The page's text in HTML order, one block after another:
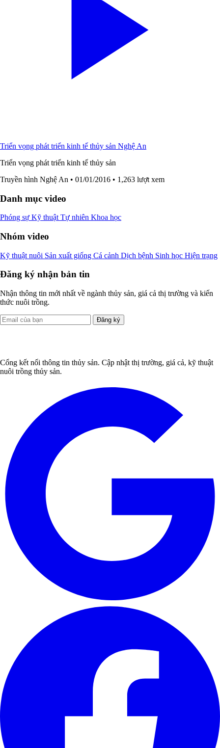
Triển vọng phát triển kinh tế thủy sản Nghệ An
Triển vọng phát triển kinh tế thủy sản
Truyền hình Nghệ An • 01/01/2016 • 1,263 lượt xem
Danh mục video
Phóng sự Kỹ thuật Tự nhiên Khoa học
Nhóm video
Kỹ thuật nuôi Sản xuất giống Cá cảnh Dịch bệnh Sinh học Hiện trạng
Đăng ký nhận bản tin
Nhận thông tin mới nhất về ngành thủy sản, giá cả thị trường và kiến
thức nuôi trồng.
Đăng ký
Cổng kết nối thông tin thủy sản. Cập nhật thị trường, giá cả, kỹ thuật
nuôi trồng thủy sản.